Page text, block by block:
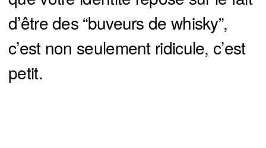
d’être des “buveurs de whisky”,
c’est non seulement ridicule, c’est
petit.